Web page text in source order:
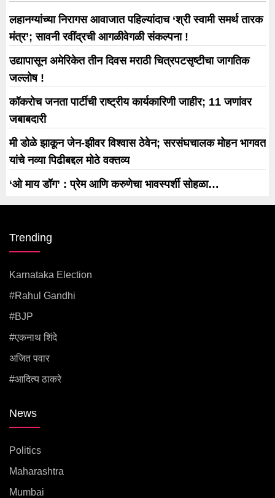
लहानग्यांच्या निरागस आवाजात पहिल्यांदाच ‘श्री स्वामी समर्थ तारक
मंत्र’; सावनी रवींद्रची आगळीवेगळी संकल्पना !
उद्यापासून अमेरिकेत तीन दिवस मराठी चित्रपटसृष्टीचा जागतिक
जल्लोष !
कॉकरोच जनता पार्टीची राष्ट्रीय कार्यकारिणी जाहीर; 11 जणांवर
जबाबदारी
मी डोळे झाकून जेन-झीवर विश्वास ठेवेन; सरसंघचालक मोहन भागवत
यांचे नव्या पिढीबद्दल मोठे वक्तव्य
‘ओ माय डॉग’ : प्रेम आणि करुणेचा भावस्पर्शी सोहळा…
Trending
Karnataka Election
#rahul Gandhi
#BJP
#एकनाथ शिंदे
अजित पवार
#आदित्य ठाकरे
News
Politics
Maharashtra
Mumbai